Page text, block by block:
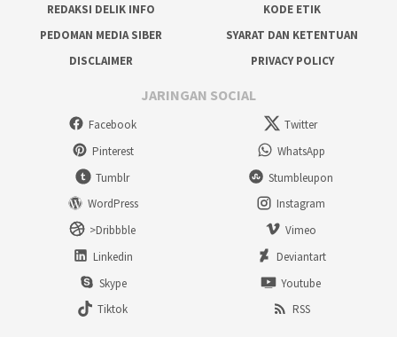
REDAKSI DELIK INFO
KODE ETIK
PEDOMAN MEDIA SIBER
SYARAT DAN KETENTUAN
DISCLAIMER
PRIVACY POLICY
JARINGAN SOCIAL
Facebook
Twitter
Pinterest
WhatsApp
Tumblr
Stumbleupon
WordPress
Instagram
>Dribbble
Vimeo
Linkedin
Deviantart
Skype
Youtube
Tiktok
RSS